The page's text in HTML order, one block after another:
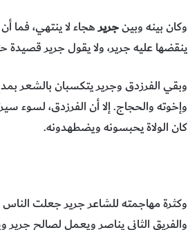
وكان بينه وبينجريرهجاء لا ينتهي، فما
ينقضها عليه جرير، ولا يقول جرير قصيدة
وبقي الفرزدق وجرير يتكسبان بالشعر
وإخوته والحجاج. إلا أن الفرزدق، لسوء
كان الولاة يحبسونه ويضطهدونه.
وكثرة مهاجمته للشاعر جرير جعلت
والفريق الثاني يناصر ويعمل لصالح